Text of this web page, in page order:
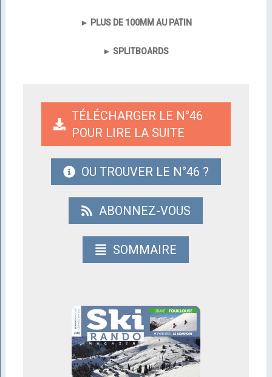
► PLUS DE 100MM AU PATIN
►SPLITBOARDS
TÉLÉCHARGER LE N°46
POUR LIRE LA SUITE
OU TROUVER LE N°46 ?
ABONNEZ-VOUS
SOMMAIRE